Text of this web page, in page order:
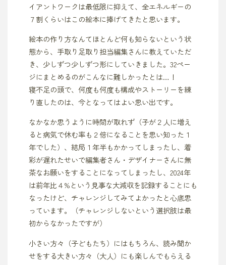
イアントワークは最低限に抑えて、全エネルギーの
７割くらいはこの絵本に捧げてきたと思います。
絵本の作り方なんてほとんど何も知らないという状
態から、手取り足取り担当編集さんに教えていただ
き、少しずつ少しずつ形にしていきました。32ペー
ジにまとめるのがこんなに難しかったとは…！
寝不足の頭で、何度も何度も構成やストーリーを練
り直したのは、今となってはよい思い出です。
なかなか思うように時間が取れず（子が２人に増え
ると病気で休む率も２倍になることを思い知った１
年でした）、結局１年半もかかってしまったし、着
彩が遅れたせいで編集者さん・デザイナーさんに無
茶なお願いをすることになってしまったし、2024年
は前年比４%という見事な大減収を記録することにも
なったけど、チャレンジしてみてよかったと心底思
っています。（チャレンジしないという選択肢は最
初からなかったですが）
小さい方々（子どもたち）にはもちろん、読み聞か
せをする大きい方々（大人）にも楽しんでもらえる